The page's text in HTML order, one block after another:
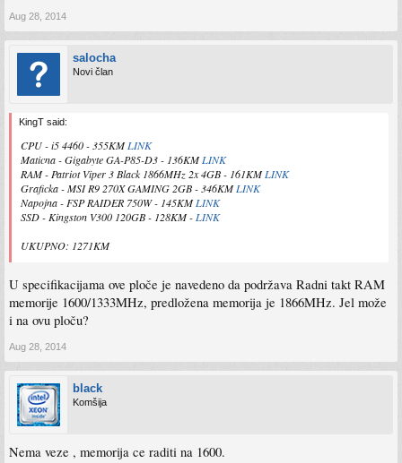
Aug 28, 2014
salocha
Novi član
KingT said:
CPU - i5 4460 - 355KMLINK
Maticna - Gigabyte GA-P85-D3 - 136KMLINK
RAM - Patriot Viper 3 Black 1866MHz 2x 4GB - 161KMLINK
Graficka - MSI R9 270X GAMING 2GB - 346KMLINK
Napojna - FSP RAIDER 750W - 145KMLINK
SSD - Kingston V300 120GB - 128KM -LINK
UKUPNO: 1271KM
U specifikacijama ove ploče je navedeno da podržava Radni takt RAM
memorije 1600/1333MHz, predložena memorija je 1866MHz. Jel može
i na ovu ploču?
Aug 28, 2014
black
Komšija
Nema veze , memorija ce raditi na 1600.